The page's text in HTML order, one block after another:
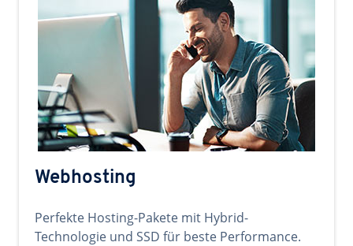
Webhosting
Perfekte Hosting-Pakete mit Hybrid-
Technologie und SSD für beste Performance.